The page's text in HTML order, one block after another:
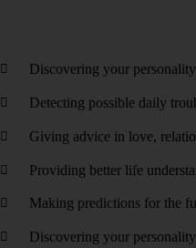
Discovering your personality
Detecting possible daily
Giving advice in love,
Providing better life
Making predictions for the
Discovering your personality